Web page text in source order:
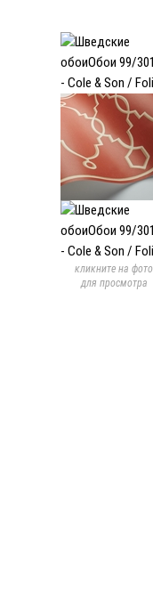
кликните на фото
для просмотра